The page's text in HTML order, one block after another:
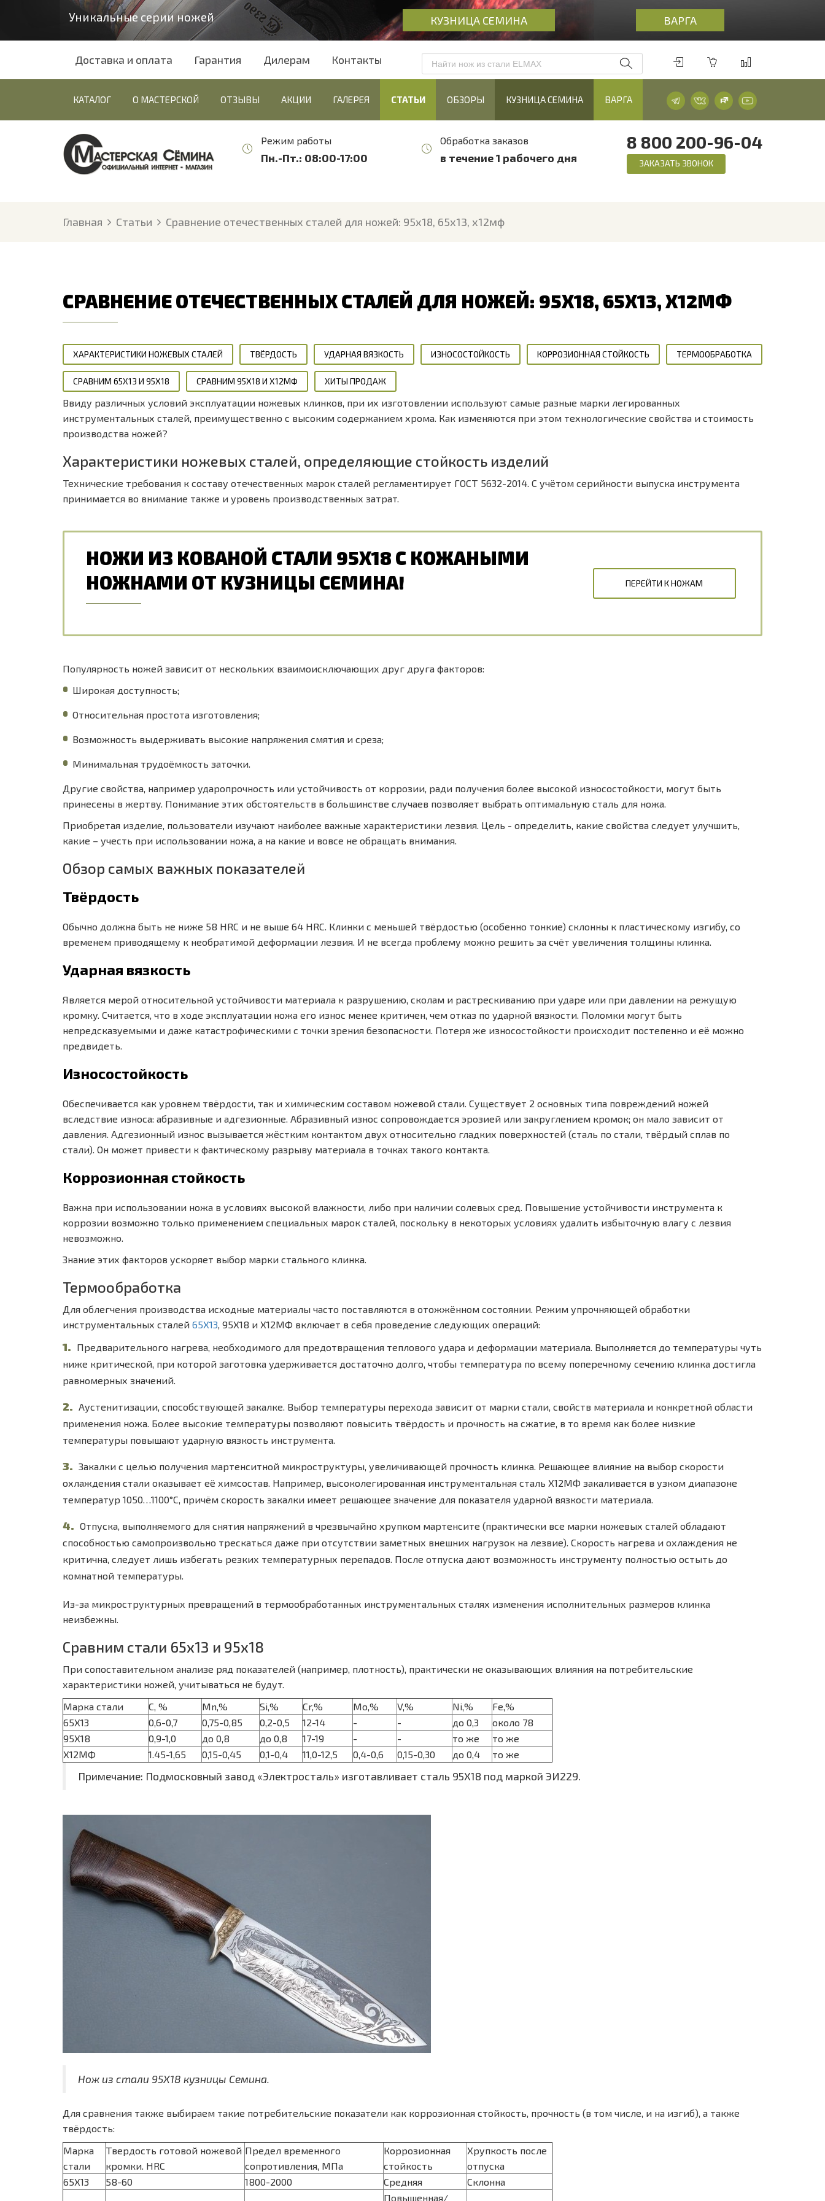
Уникальные серии ножей КУЗНИЦА СЕМИНА ВАРГА
Доставка и оплата Гарантия Дилерам Контакты
КАТАЛОГ О МАСТЕРСКОЙ ОТЗЫВЫ АКЦИИ ГАЛЕРЕЯ СТАТЬИ ОБЗОРЫ КУЗНИЦА СЕМИНА ВАРГА
Режим работы
Пн.-Пт.: 08:00-17:00
Обработка заказов
в течение 1 рабочего дня
8 800 200-96-04
ЗАКАЗАТЬ ЗВОНОК
Главная Статьи Сравнение отечественных сталей для ножей: 95х18, 65х13, х12мф
СРАВНЕНИЕ ОТЕЧЕСТВЕННЫХ СТАЛЕЙ ДЛЯ НОЖЕЙ: 95Х18, 65Х13, Х12МФ
ХАРАКТЕРИСТИКИ НОЖЕВЫХ СТАЛЕЙ ТВЁРДОСТЬ УДАРНАЯ ВЯЗКОСТЬ ИЗНОСОСТОЙКОСТЬ КОРРОЗИОННАЯ СТОЙКОСТЬ ТЕРМООБРАБОТКА
СРАВНИМ 65Х13 И 95Х18 СРАВНИМ 95Х18 И Х12МФ ХИТЫ ПРОДАЖ
Ввиду различных условий эксплуатации ножевых клинков, при их изготовлении используют самые разные марки легированных
инструментальных сталей, преимущественно с высоким содержанием хрома. Как изменяются при этом технологические свойства и стоимость
производства ножей?
Характеристики ножевых сталей, определяющие стойкость изделий
Технические требования к составу отечественных марок сталей регламентирует ГОСТ 5632-2014. С учётом серийности выпуска инструмента
принимается во внимание также и уровень производственных затрат.
НОЖИ ИЗ КОВАНОЙ СТАЛИ 95Х18 С КОЖАНЫМИ
НОЖНАМИ ОТ КУЗНИЦЫ СЕМИНА!
ПЕРЕЙТИ К НОЖАМ
Популярность ножей зависит от нескольких взаимоисключающих друг друга факторов:
Широкая доступность;
Относительная простота изготовления;
Возможность выдерживать высокие напряжения смятия и среза;
Минимальная трудоёмкость заточки.
Другие свойства, например ударопрочность или устойчивость от коррозии, ради получения более высокой износостойкости, могут быть
принесены в жертву. Понимание этих обстоятельств в большинстве случаев позволяет выбрать оптимальную сталь для ножа.
Приобретая изделие, пользователи изучают наиболее важные характеристики лезвия. Цель - определить, какие свойства следует улучшить,
какие – учесть при использовании ножа, а на какие и вовсе не обращать внимания.
Обзор самых важных показателей
Твёрдость
Обычно должна быть не ниже 58 HRC и не выше 64 HRC. Клинки с меньшей твёрдостью (особенно тонкие) склонны к пластическому изгибу, со
временем приводящему к необратимой деформации лезвия. И не всегда проблему можно решить за счёт увеличения толщины клинка.
Ударная вязкость
Является мерой относительной устойчивости материала к разрушению, сколам и растрескиванию при ударе или при давлении на режущую
кромку. Считается, что в ходе эксплуатации ножа его износ менее критичен, чем отказ по ударной вязкости. Поломки могут быть
непредсказуемыми и даже катастрофическими с точки зрения безопасности. Потеря же износостойкости происходит постепенно и её можно
предвидеть.
Износостойкость
Обеспечивается как уровнем твёрдости, так и химическим составом ножевой стали. Существует 2 основных типа повреждений ножей
вследствие износа: абразивные и адгезионные. Абразивный износ сопровождается эрозией или закруглением кромок; он мало зависит от
давления. Адгезионный износ вызывается жёстким контактом двух относительно гладких поверхностей (сталь по стали, твёрдый сплав по
стали). Он может привести к фактическому разрыву материала в точках такого контакта.
Коррозионная стойкость
Важна при использовании ножа в условиях высокой влажности, либо при наличии солевых сред. Повышение устойчивости инструмента к
коррозии возможно только применением специальных марок сталей, поскольку в некоторых условиях удалить избыточную влагу с лезвия
невозможно.
Знание этих факторов ускоряет выбор марки стального клинка.
Термообработка
Для облегчения производства исходные материалы часто поставляются в отожжённом состоянии. Режим упрочняющей обработки
инструментальных сталей 65Х13, 95Х18 и Х12МФ включает в себя проведение следующих операций:
Предварительного нагрева, необходимого для предотвращения теплового удара и деформации материала. Выполняется до температуры чуть
ниже критической, при которой заготовка удерживается достаточно долго, чтобы температура по всему поперечному сечению клинка достигла
равномерных значений.
Аустенитизации, способствующей закалке. Выбор температуры перехода зависит от марки стали, свойств материала и конкретной области
применения ножа. Более высокие температуры позволяют повысить твёрдость и прочность на сжатие, в то время как более низкие
температуры повышают ударную вязкость инструмента.
Закалки с целью получения мартенситной микроструктуры, увеличивающей прочность клинка. Решающее влияние на выбор скорости
охлаждения стали оказывает её химсостав. Например, высоколегированная инструментальная сталь Х12МФ закаливается в узком диапазоне
температур 1050…1100°С, причём скорость закалки имеет решающее значение для показателя ударной вязкости материала.
Отпуска, выполняемого для снятия напряжений в чрезвычайно хрупком мартенсите (практически все марки ножевых сталей обладают
способностью самопроизвольно трескаться даже при отсутствии заметных внешних нагрузок на лезвие). Скорость нагрева и охлаждения не
критична, следует лишь избегать резких температурных перепадов. После отпуска дают возможность инструменту полностью остыть до
комнатной температуры.
Из-за микроструктурных превращений в термообработанных инструментальных сталях изменения исполнительных размеров клинка
неизбежны.
Сравним стали 65х13 и 95х18
При сопоставительном анализе ряд показателей (например, плотность), практически не оказывающих влияния на потребительские
характеристики ножей, учитываться не будут.
Марка стали
С, % Mn,% Si,% Cr,% Mo,% V,% Ni,%
Fe,%
65Х13
0,6-0,7 0,75-0,85 0,2-0,5 12-14 - - до 0,3
около 78
95Х18
0,9-1,0 до 0,8 до 0,8 17-19 - - то же
то же
Х12МФ
1.45-1,65 0,15-0,45 0,1-0,4 11,0-12,5 0,4-0,6 0,15-0,30 до 0,4 то же
Примечание: Подмосковный завод «Электросталь» изготавливает сталь 95Х18 под маркой ЭИ229.
Нож из стали 95Х18 кузницы Семина.
Для сравнения также выбираем такие потребительские показатели как коррозионная стойкость, прочность (в том числе, и на изгиб), а также
твёрдость:
Марка
стали
Твердость готовой ножевой
кромки. HRC
Предел временного
сопротивления, МПа
Коррозионная
стойкость
Хрупкость после
отпуска
65Х13
58-60 1800-2000 Средняя
Склонна
Повышенная/